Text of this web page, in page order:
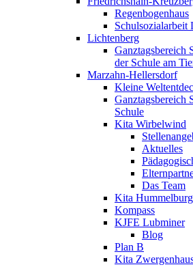
Regenbogenhaus
Schulsozialarbeit
Lichtenberg
Ganztagsbereich
der Schule am
Marzahn-Hellersdorf
Kleine
Ganztagsbereich
Schule
Kita Wirbelwind
Aktuelles
Das Team
Kita Hummelburg
Kompass
KJFE Lubminer
Blog
Plan B
Kita